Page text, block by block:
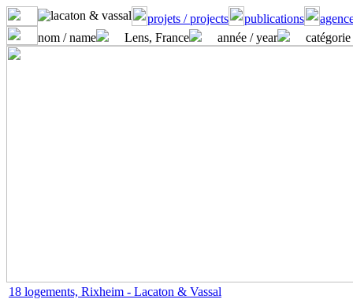
projets / projects publications
nom / name
Lens, France année / year
18 logements, Rixheim - Lacaton & Vassal